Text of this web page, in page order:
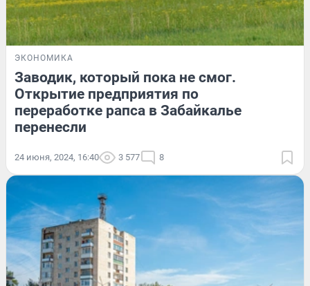
ЭКОНОМИКА
Заводик, который пока не смог.
Открытие предприятия по
переработке рапса в Забайкалье
перенесли
24 июня, 2024, 16:40 3 577 8